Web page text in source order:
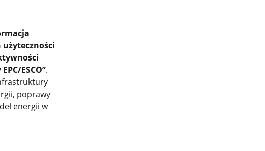
ESCO”.
poprawy
energii w